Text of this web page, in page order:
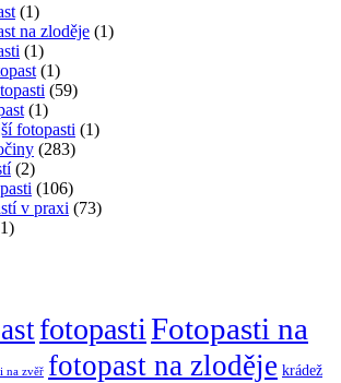
(1)
na zloděje (1)
(1)
(1)
(59)
(1)
fotopasti (1)
(283)
(2)
(106)
v praxi (73)
fotopastiFotopasti na
na zvěř fotopast na zloděje krádež